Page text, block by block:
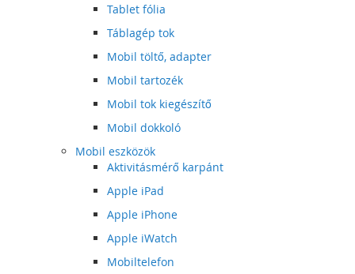
Tablet fólia
Táblagép tok
Mobil töltő, adapter
Mobil tartozék
Mobil tok kiegészítő
Mobil dokkoló
Mobil eszközök
Aktivitásmérő karpánt
Apple iPad
Apple iPhone
Apple iWatch
Mobiltelefon